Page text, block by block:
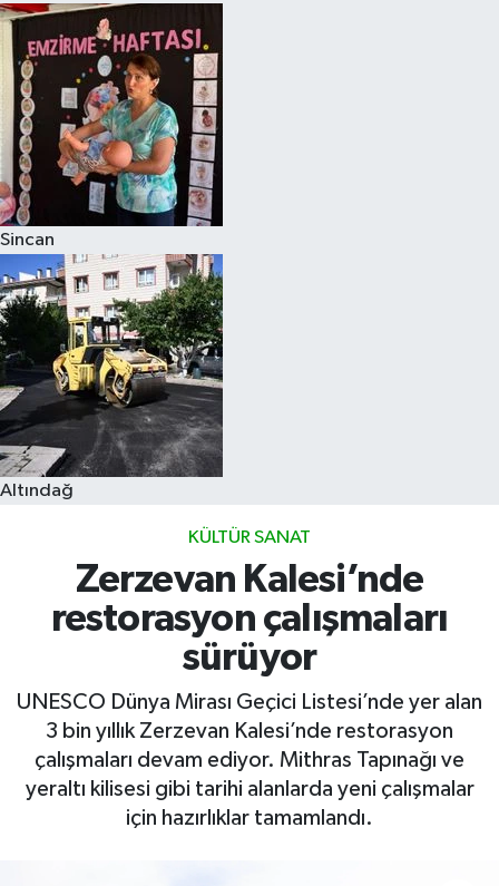
Sincan
Altındağ
KÜLTÜR SANAT
Zerzevan Kalesi’nde
restorasyon çalışmaları
sürüyor
UNESCO Dünya Mirası Geçici Listesi’nde yer alan
3 bin yıllık Zerzevan Kalesi’nde restorasyon
çalışmaları devam ediyor. Mithras Tapınağı ve
yeraltı kilisesi gibi tarihi alanlarda yeni çalışmalar
için hazırlıklar tamamlandı.